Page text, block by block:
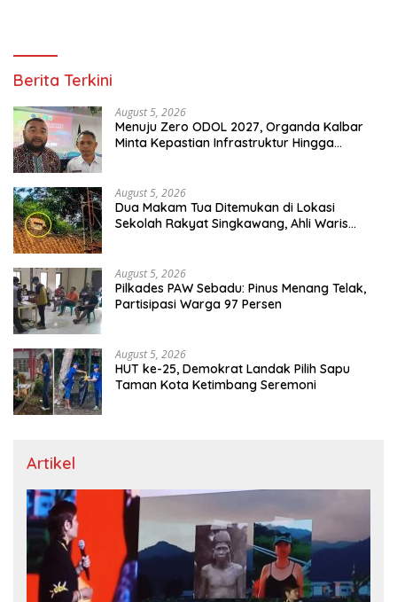
Berita Terkini
August 5, 2026
Menuju Zero ODOL 2027, Organda Kalbar
Minta Kepastian Infrastruktur Hingga
August 5, 2026
Dua Makam Tua Ditemukan di Lokasi
Sekolah Rakyat Singkawang, Ahli Waris
August 5, 2026
Pilkades PAW Sebadu: Pinus Menang Telak,
Partisipasi Warga 97 Persen
August 5, 2026
HUT ke-25, Demokrat Landak Pilih Sapu
Taman Kota Ketimbang Seremoni
Artikel